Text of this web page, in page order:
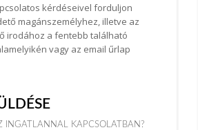
kérdéseivel forduljon
magánszemélyhez, illetve az
irodához a fentebb található
vagy az email űrlap
INGATLANNAL KAPCSOLATBAN?